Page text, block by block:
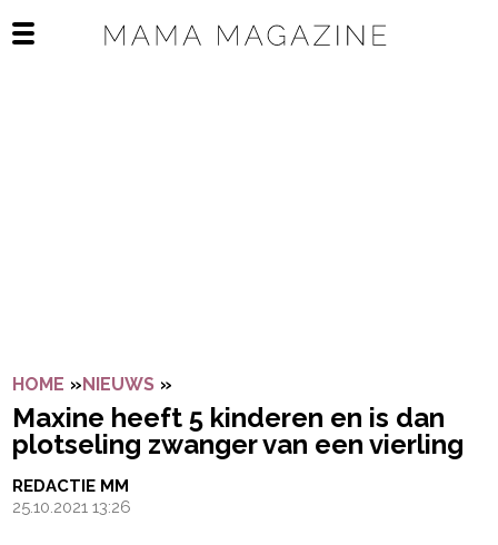
Open het mobiele menu
HOME »NIEUWS »
Maxine heeft 5 kinderen en is dan
plotseling zwanger van een vierling
REDACTIE MM
25.10.2021 13:26